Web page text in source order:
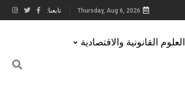
Thursday, Aug 6, 2026 تابعنا:
العلوم القانونية والاقتصادية